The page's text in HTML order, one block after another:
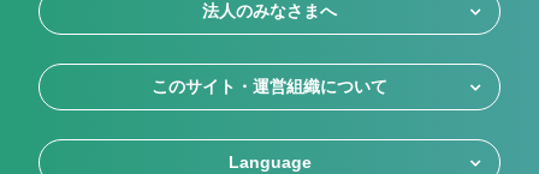
法人のみなさまへ
このサイト・運営組織について
Language